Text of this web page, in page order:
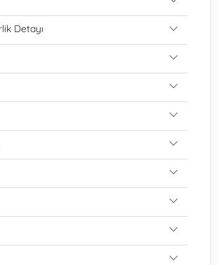
Detayı